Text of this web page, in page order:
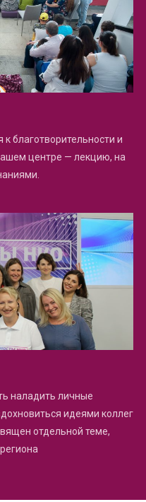
наладить личные
идеями коллег
отдельной теме,
благотворительности и
центре — лекцию, на